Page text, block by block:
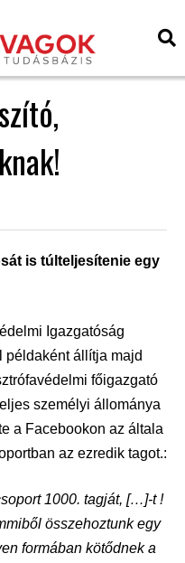
is túlteljesítenie egy
Igazgatóság
példaként állítja majd
főigazgató
személyi állománya
a Facebookon az általa
az ezredik tagot.:
1000. tagját, […]-t !
összehoztunk egy
formában kötődnek a